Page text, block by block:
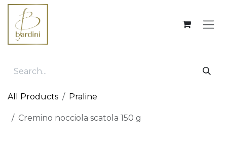
Skip to Content
All Products Praline
Cremino nocciola scatola 150 g